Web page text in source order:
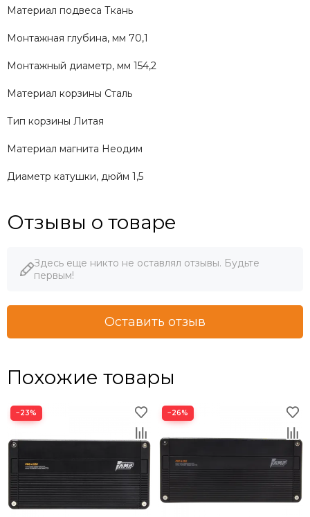
Материал подвеса Ткань
Монтажная глубина, мм 70,1
Монтажный диаметр, мм 154,2
Материал корзины Сталь
Тип корзины Литая
Материал магнита Неодим
Диаметр катушки, дюйм 1,5
Отзывы о товаре
Здесь еще никто не оставлял отзывы. Будьте
первым!
Оставить отзыв
Похожие товары
−23% −26%